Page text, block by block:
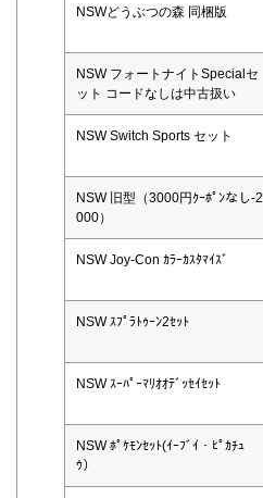
NSWどうぶつの森 同梱版
NSW フォートナイトSpecialセ
ット コードなしは中古扱い
NSW Switch Sports セット
NSW 旧型（3000円ｸｰﾎﾟﾝなし-2
000）
NSW Joy-Con ｶﾗｰｶｽﾀﾏｲｽﾞ
NSW ｽﾌﾟﾗﾄｩｰﾝ2ｾｯﾄ
NSW ｽｰﾊﾟｰﾏﾘｵｵﾃﾞｯｾｲｾｯﾄ
NSW ﾎﾟｹﾓﾝｾｯﾄ(ｲｰﾌﾞｲ・ﾋﾟｶﾁｭ
ｳ）